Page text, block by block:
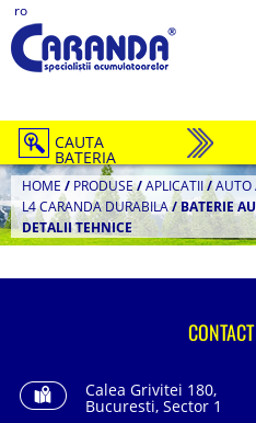
ro
CAUTA
BATERIA
HOME / PRODUSE/APLICATII/AUTO
L4 CARANDA DURABILA/BATERIE
DETALII TEHNICE
Calea Grivitei 180,
Bucuresti, Sector 1